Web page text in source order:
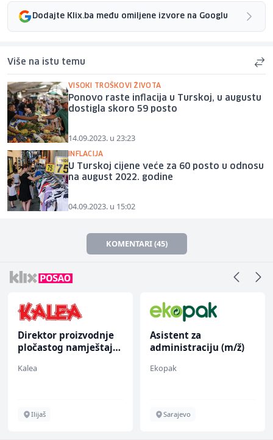
Dodajte Klix.ba među omiljene izvore na Googlu
Više na istu temu
VISOKI TROŠKOVI ŽIVOTA
Ponovo raste inflacija u Turskoj, u augustu
dostigla skoro 59 posto
14.09.2023. u 23:23
INFLACIJA
U Turskoj cijene veće za 60 posto u odnosu
na august 2022. godine
04.09.2023. u 15:02
KOMENTARI (45)
Direktor proizvodnje
pločastog namještaja
Kalea
Ilijaš
Asistent za
administraciju (m/ž)
Ekopak
Sarajevo